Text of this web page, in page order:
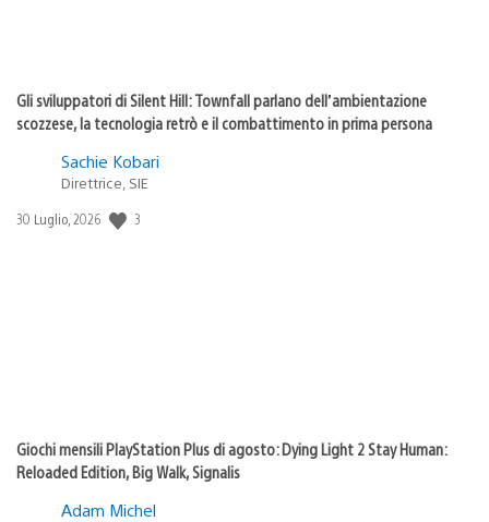
Gli sviluppatori di Silent Hill: Townfall parlano dell’ambientazione
scozzese, la tecnologia retrò e il combattimento in prima persona
Sachie Kobari
Direttrice, SIE
Data
30 Luglio, 2026 3
Giochi mensili PlayStation Plus di agosto: Dying Light 2 Stay Human:
Reloaded Edition, Big Walk, Signalis
Adam Michel